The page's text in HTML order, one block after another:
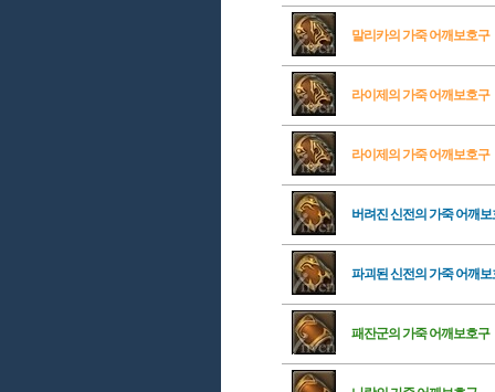
말리카의 가죽 어깨보호구
라이제의 가죽 어깨보호구
라이제의 가죽 어깨보호구
버려진 신전의 가죽 어깨보
파괴된 신전의 가죽 어깨보
패잔군의 가죽 어깨보호구